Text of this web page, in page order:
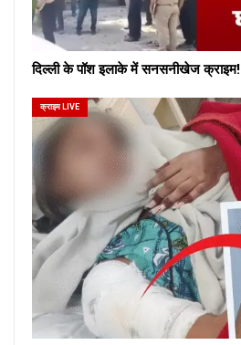
दिल्ली के पॉश इलाके में सनसनीखेज क्राइम!
क्राइम LIVE